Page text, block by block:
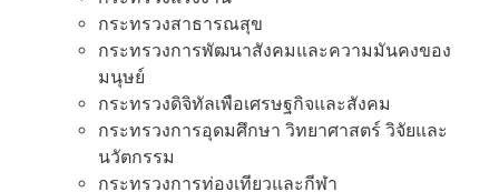
กระทรวงสาธารณสุข
กระทรวงการพัฒนาสังคมและความมันคงของ
มนุษย์
กระทรวงดิจิทัลเพือเศรษฐกิจและสังคม
กระทรวงการอุดมศึกษา วิทยาศาสตร์ วิจัยและ
นวัตกรรม
กระทรวงการท่องเทียวและกีฬา